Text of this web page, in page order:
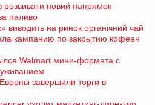
розвивати новий напрямок
паливо
виводить на ринок органічний чай
кампанию по закрытию кофеен
Walmart мини-формата с
завершили торги в